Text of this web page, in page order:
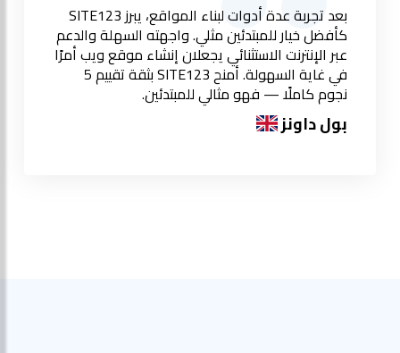
بعد تجربة عدة أدوات لبناء المواقع، يبرز SITE123
كأفضل خيار للمبتدئين مثلي. واجهته السهلة والدعم
عبر الإنترنت الاستثنائي يجعلان إنشاء موقع ويب أمرًا
في غاية السهولة. أمنح SITE123 بثقة تقييم 5
نجوم كاملًا — فهو مثالي للمبتدئين.
بول داونز